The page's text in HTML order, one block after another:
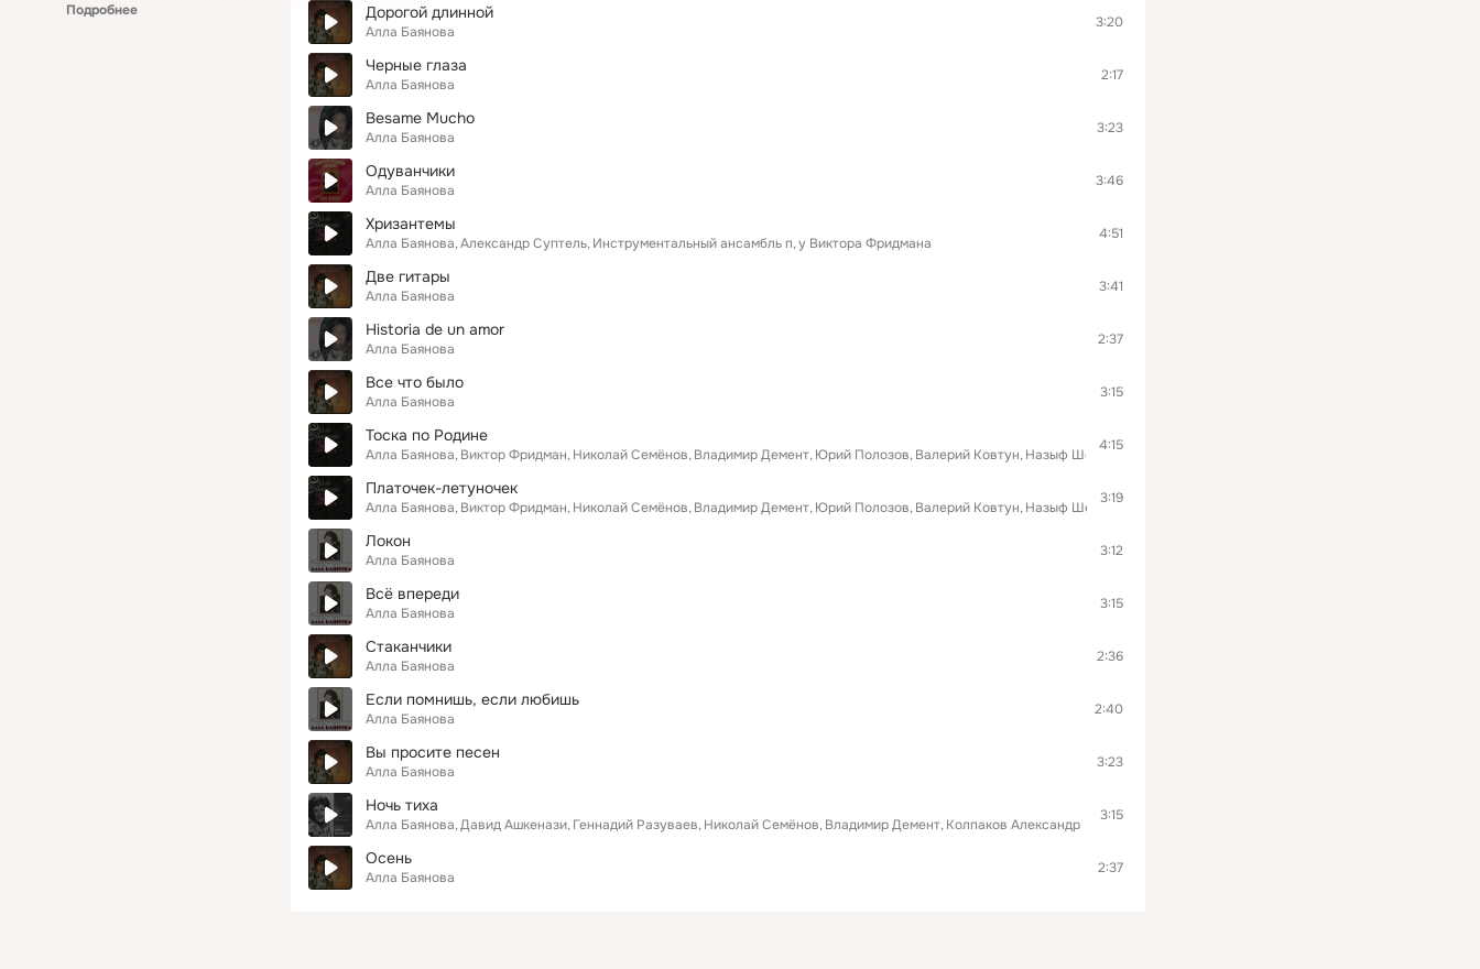
Подробнее
Дорогой длинной
Алла Баянова
3:20
Черные глаза
Алла Баянова
2:17
Besame Mucho
Алла Баянова
3:23
Одуванчики
Алла Баянова
3:46
Хризантемы
Алла Баянова Александр Суптель Инструментальный ансамбль п у Виктора Фридмана
4:51
Две гитары
Алла Баянова
3:41
Historia de un amor
Алла Баянова
2:37
Все что было
Алла Баянова
3:15
Тоска по Родине
Алла Баянова Виктор Фридман Николай Семёнов Владимир Демент Юрий Полозов Валерий Ковтун Назыф Шейхлисламов
4:15
Платочек-летуночек
Алла Баянова Виктор Фридман Николай Семёнов Владимир Демент Юрий Полозов Валерий Ковтун Назыф Шейхлисламов
3:19
Локон
Алла Баянова
3:12
Всё впереди
Алла Баянова
3:15
Стаканчики
Алла Баянова
2:36
Если помнишь, если любишь
Алла Баянова
2:40
Вы просите песен
Алла Баянова
3:23
Ночь тиха
Алла Баянова Давид Ашкенази Геннадий Разуваев Николай Семёнов Владимир Демент Колпаков Александр
3:15
Осень
Алла Баянова
2:37